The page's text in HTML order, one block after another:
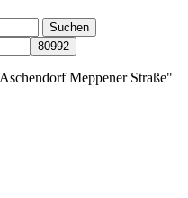
Meppener Straße"